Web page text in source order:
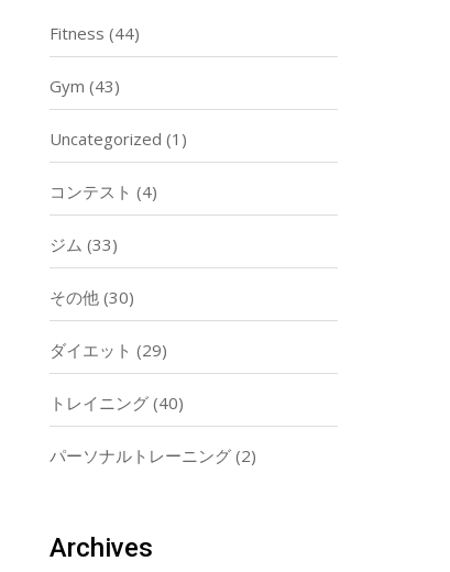
Fitness (44)
Gym (43)
Uncategorized (1)
コンテスト (4)
ジム (33)
その他(30)
ダイエット (29)
トレイニング(40)
パーソナルトレーニング(2)
Archives